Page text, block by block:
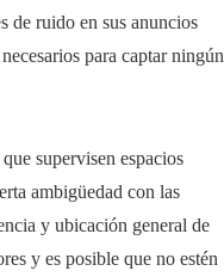
de ruido en sus anuncios
para captar ningún
supervisen espacios
ambigüedad con las
y ubicación general de
y es posible que no estén